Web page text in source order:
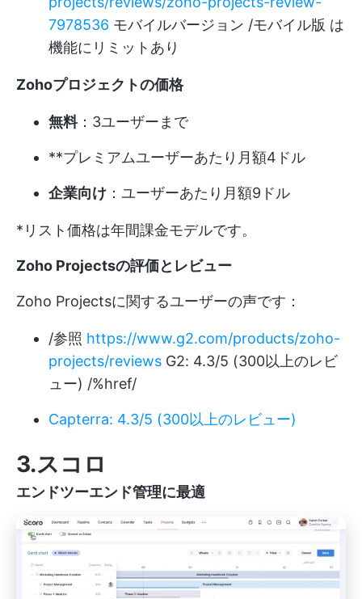
7978536 モバイルバージョン /モバイル版 は
機能にリミットあり
Zohoプロジェクトの価格
無料：3ユーザーまで
**プレミアムユーザーあたり月額4ドル
企業向け ：ユーザーあたり月額9ドル
*リスト価格は年間課金モデルです。
Zoho Projectsの評価とレビュー
Zoho Projectsに関するユーザーの声です：
/参照 https://www.g2.com/products/zoho-
projects/reviews G2: 4.3/5 (300以上のレビ
ュー) /%href/
Capterra: 4.3/5 (300以上のレビュー)
3.スコロ
エンドツーエンド管理に最適